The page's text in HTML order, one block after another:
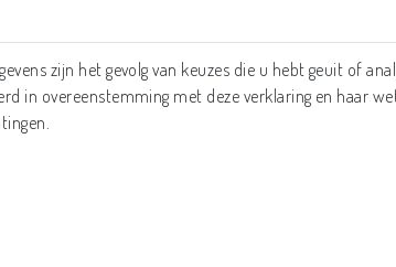
zijn het gevolg van keuzes die u hebt geuit of
in overeenstemming met deze verklaring en haar